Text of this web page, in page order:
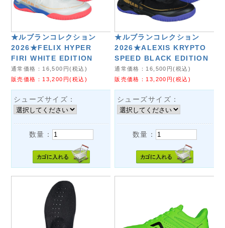
★ルブランコレクション
2026★FELIX HYPER
FIRI WHITE EDITION
通常価格： 16,500 円(税込)
販売価格：13,200 円(税込)
シューズサイズ：
数量：
★ルブランコレクション
2026★ALEXIS KRYPTO
SPEED BLACK EDITION
通常価格： 16,500 円(税込)
販売価格：13,200 円(税込)
シューズサイズ：
数量：